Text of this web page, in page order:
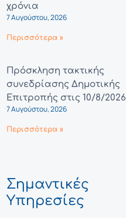
χρόνια
7 Αυγούστου, 2026
Περισσότερα »
Πρόσκληση τακτικής
συνεδρίασης Δημοτικής
Επιτροπής στις 10/8/2026
7 Αυγούστου, 2026
Περισσότερα »
Σημαντικές
Υπηρεσίες